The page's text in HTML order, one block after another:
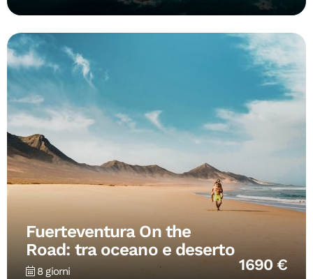
Fuerteventura On the
Road: tra oceano e deserto
8 giorni 1690 €